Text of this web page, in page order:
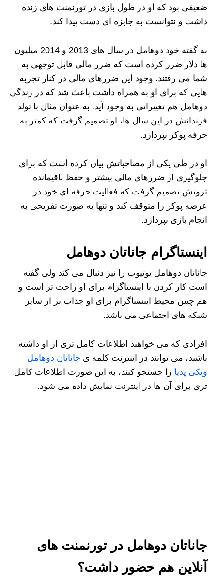
ضعیفی بود که او در طول بازی در تورنمنت های زنده
داشت و نتوانست به جایزه ای دست پیدا کند.
به گفته خود دوهامل در سال های 2013 و 2014 میلیون
ها دلار ضرر کرده است که ضرر مالی قابل توجهی به
شما می رفتند. وجود این ضررهای مالی در کنار تجربه
هایی که برای او به همراه داشت باعث شد که در زندگی
دوهامل هم تغییراتی به وجود آید. به عنوان مثال با تولد
فزندانش در این سال ها، او تصمیم گرفت که کمتر به
حرفه پوکر بپردازد.
او در طی یکی از مصاحباتش بیان کرده است که برای
جلوگیری از ضررهای مالی بیشتر و حفظ باقیمانده
ثروتش تصمیم گرفت که فعالیت حرفه ای خود در
عرصه پوکر را متوقف کند و تنها به صورت تفریحی به
انجام بازی بپردازد.
اینستاگرام جاناتان دوهامل
جاناتان دوهامل یوتیوب را نیز دنبال می کند ولی گفته
است کار کردن با اینستاگرام برای او راحت تر است و
هم چنین محیط اینستاگرام برای او جذاب تر از سایر
شبکه های اجتماعی می باشد.
افرادی که می خواهند اطلاعات کامل تری از او داشته
باشند، می توانند در اینترنت کلمه ی جاناتان دوهامل
ویکی پدیا را جستجو کنند، به این صورت اطلاعات کامل
تری برای آن ها در اینترنت نمایش داده می شود.
جاناتان دوهامل در تورنمنت های
آنلاین هم حضور داشت؟